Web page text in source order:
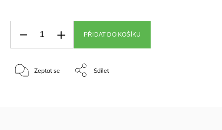
PŘIDAT DO KOŠÍKU
Zeptat se Sdílet